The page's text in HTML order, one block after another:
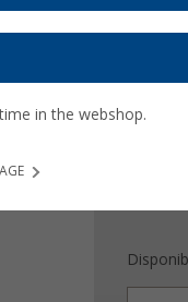
in the webshop.